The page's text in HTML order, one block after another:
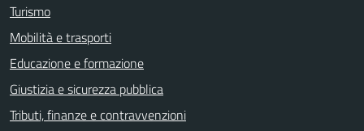
Turismo
Mobilità e trasporti
Educazione e formazione
Giustizia e sicurezza pubblica
Tributi, finanze e contravvenzioni